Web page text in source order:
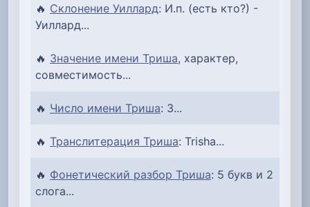
🔥 Склонение Уиллард: И.п. (есть кто?) -
Уиллард...
🔥 Значение имени Триша, характер,
совместимость...
🔥 Число имени Триша: 3...
🔥 Транслитерация Триша: Trisha...
🔥 Фонетический разбор Триша: 5 букв и 2
слога...